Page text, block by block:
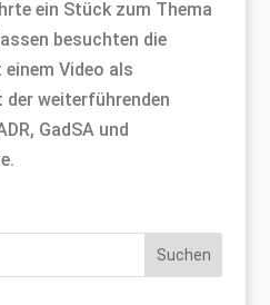
ein Stück zum Thema
besuchten die
Video als
weiterführenden
GadSA und